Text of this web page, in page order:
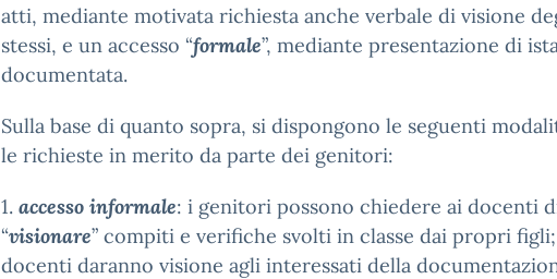
atti, mediante motivata richiesta anche verbale di visione
stessi, e un accesso “formale”, mediante presentazione di
documentata.
Sulla base di quanto sopra, si dispongono le seguenti
le richieste in merito da parte dei genitori:
1. accesso informale: i genitori possono chiedere ai docenti
“visionare” compiti e verifiche svolti in classe dai propri
docenti daranno visione agli interessati della